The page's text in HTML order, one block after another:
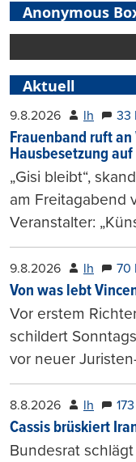
Anonymous
Aktuell
9.8.2026 lh 33
Frauenband ruft
Hausbesetzung auf
„Gisi bleibt“,
am Freitagabend
Veranstalter:
9.8.2026 lh 70
Von was lebt
Vor erstem
schildert
vor neuer
8.8.2026 lh
Cassis brüskiert
Bundesrat